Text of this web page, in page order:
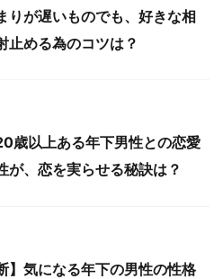
りが遅いものでも、好きな相
止める為のコツは？
歳以上ある年下男性との恋愛
が、恋を実らせる秘訣は？
】気になる年下の男性の性格